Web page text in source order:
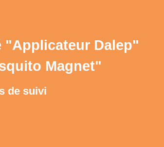
"Applicateur Dalep"
Magnet"
de suivi